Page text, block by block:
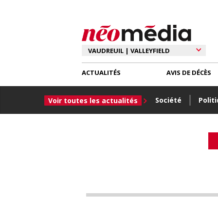
ACTUALITÉS
Voir toutes les actualités Société
AVIS DE DÉCÈS